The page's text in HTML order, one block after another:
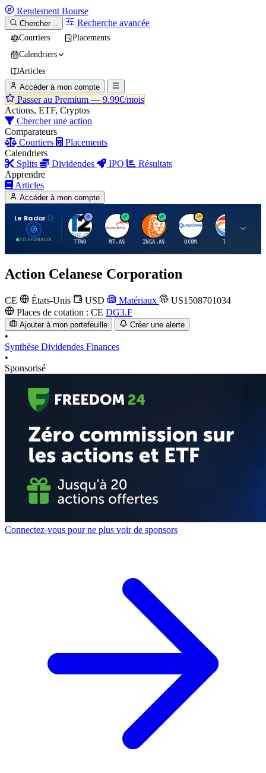
Rendement Bourse
Chercher… Recherche avancée
Courtiers
Placements
Calendriers
Articles
Accéder à mon compte
Passer au Premium — 9.99€/mois
Actions, ETF, Cryptos
Chercher une action
Comparateurs
Courtiers
Placements
Calendriers
Splits
Dividendes IPO
Résultats
Apprendre
Articles
Accéder à mon compte
Le Radar
20 SIGNAUX
T
TTWO
A
MT.AS
I
INGA.AS
Q
QCOM
T
TTE
Action Celanese Corporation
CE États-Unis USD Matériaux
US1508701034
Places de cotation : CE DG3.F
Ajouter à mon portefeuille Créer une alerte
•
Synthèse Dividendes Finances
•
Sponsorisé
Connectez-vous pour ne plus voir de sponsors